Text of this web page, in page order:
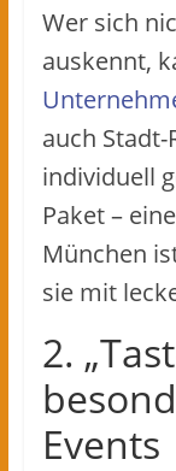
Wer sich
auskennt,
auch
individuell
Paket –
München
sie mit
2.
Events